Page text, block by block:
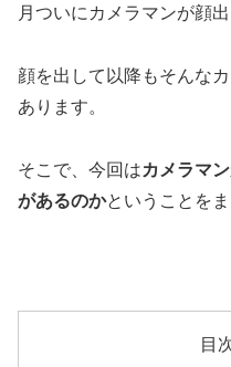
月ついにカメラマンが顔出
顔を出して以降もそんな
あります。
そこで、今回はカメラマ
があるのかということを
目